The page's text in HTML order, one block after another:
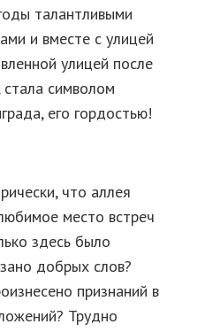
талантливыми
и вместе с улицей
улицей после
стала символом
его гордостью!
что аллея
место встреч
здесь было
добрых слов?
признаний в
Трудно